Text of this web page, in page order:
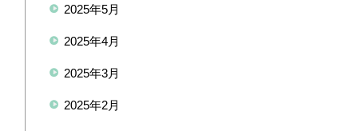
2025年5月
2025年4月
2025年3月
2025年2月